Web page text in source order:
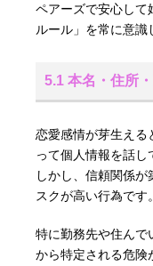
ペアーズで安心して
ルール」を常に意識
5.1 本名・住所
恋愛感情が芽生える
って個人情報を話し
しかし、信頼関係
スクが高い行為です。
特に勤務先や住んで
から特定される危険